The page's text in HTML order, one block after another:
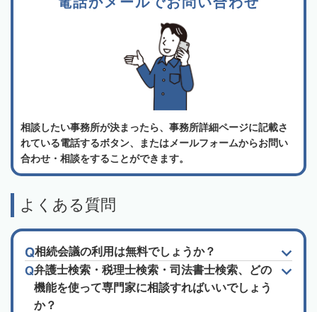
相談したい事務所が決まったら、事務所詳細ページに記載さ
れている電話するボタン、またはメールフォームからお問い
合わせ・相談をすることができます。
よくある質問
相続会議の利用は無料でしょうか？
弁護士検索・税理士検索・司法書士検索、どの
機能を使って専門家に相談すればいいでしょう
か？